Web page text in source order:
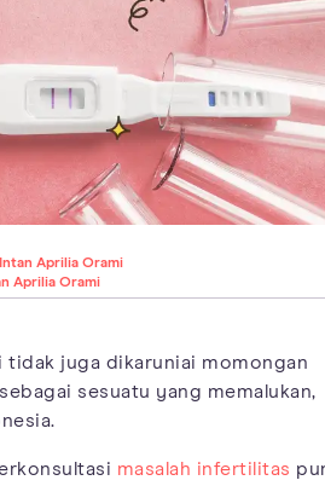
Intan Aprilia Orami
Aprilia Orami
tidak juga dikaruniai momongan
sesuatu yang memalukan,
masalah infertilitas